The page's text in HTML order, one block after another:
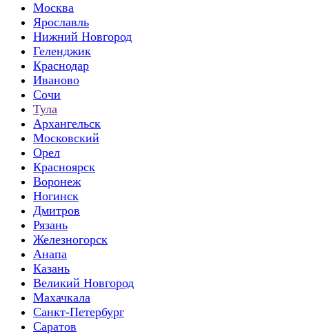
Москва
Ярославль
Нижний Новгород
Геленджик
Краснодар
Иваново
Сочи
Тула
Архангельск
Московский
Орел
Красноярск
Воронеж
Ногинск
Дмитров
Рязань
Железногорск
Анапа
Казань
Великий Новгород
Махачкала
Санкт-Петербург
Саратов